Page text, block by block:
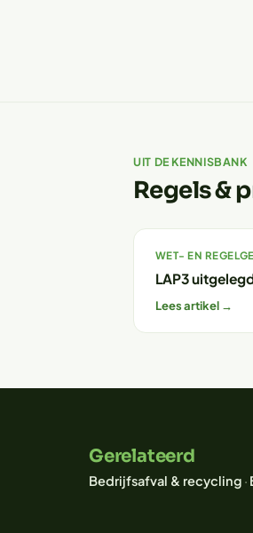
UIT DE KENNISBANK
Regels &
WET- EN
LAP3
Lees artikel →
Gerelateerd
Bedrijfsafval & recycling ·